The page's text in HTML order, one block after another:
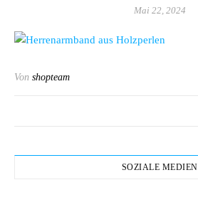
Mai 22, 2024
Von shopteam
SOZIALE MEDIEN